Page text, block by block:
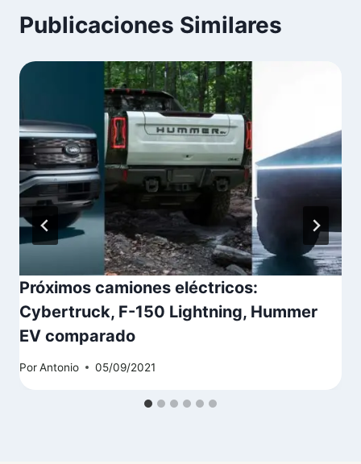
Publicaciones Similares
Próximos camiones eléctricos:
Cybertruck, F-150 Lightning, Hummer
EV comparado
PorAntonio 05/09/2021